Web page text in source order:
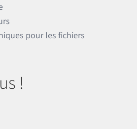
pour les fichiers
!